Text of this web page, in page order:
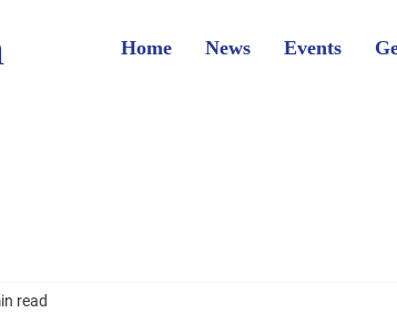
Home News Events
read